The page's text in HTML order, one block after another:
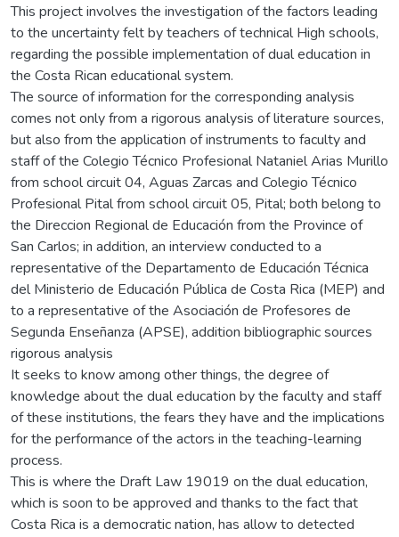
This project involves the investigation of the factors leading
to the uncertainty felt by teachers of technical High schools,
regarding the possible implementation of dual education in
the Costa Rican educational system.
The source of information for the corresponding analysis
comes not only from a rigorous analysis of literature sources,
but also from the application of instruments to faculty and
staff of the Colegio Técnico Profesional Nataniel Arias Murillo
from school circuit 04, Aguas Zarcas and Colegio Técnico
Profesional Pital from school circuit 05, Pital; both belong to
the Direccion Regional de Educación from the Province of
San Carlos; in addition, an interview conducted to a
representative of the Departamento de Educación Técnica
del Ministerio de Educación Pública de Costa Rica (MEP) and
to a representative of the Asociación de Profesores de
Segunda Enseñanza (APSE), addition bibliographic sources
rigorous analysis
It seeks to know among other things, the degree of
knowledge about the dual education by the faculty and staff
of these institutions, the fears they have and the implications
for the performance of the actors in the teaching-learning
process.
This is where the Draft Law 19019 on the dual education,
which is soon to be approved and thanks to the fact that
Costa Rica is a democratic nation, has allow to detected